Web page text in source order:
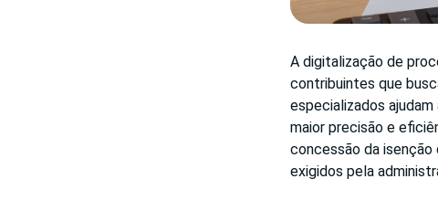
A digitalização de
contribuintes que
especializados
maior precisão e
concessão da
exigidos pela